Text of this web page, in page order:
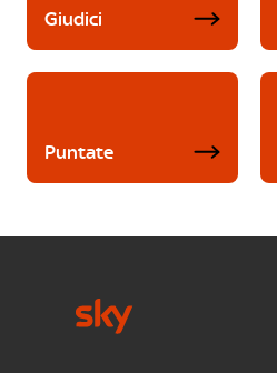
Giudici
Puntate